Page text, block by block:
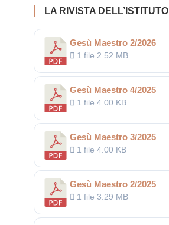
LA RIVISTA DELL’ISTITUTO
Gesù Maestro 2/2026
1 file 2.52 MB
Gesù Maestro 4/2025
1 file4.00 KB
Gesù Maestro 3/2025
1 file4.00 KB
Gesù Maestro 2/2025
1 file3.29 MB